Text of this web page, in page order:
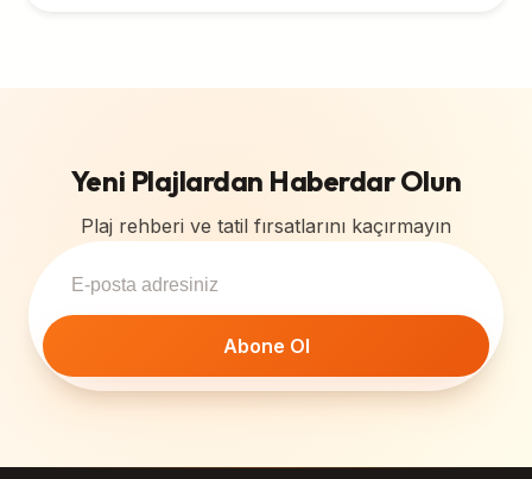
Yeni Plajlardan Haberdar Olun
Plaj rehberi ve tatil fırsatlarını kaçırmayın
Abone Ol